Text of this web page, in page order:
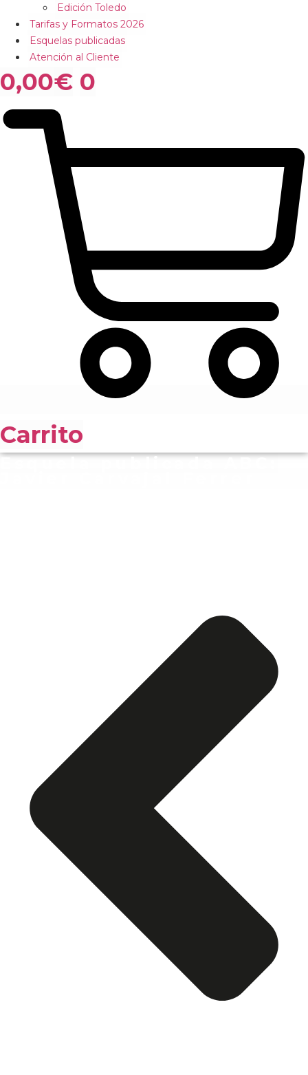
Edición Toledo
Tarifas y Formatos 2026
Esquelas publicadas
Atención al Cliente
0,00€ 0
Carrito